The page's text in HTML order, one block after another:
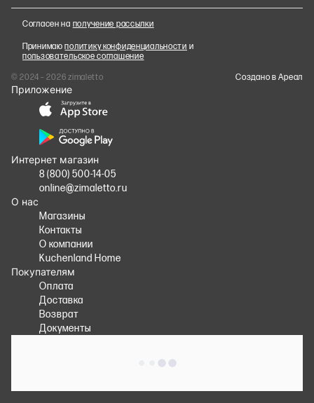
Согласен на получение рассылки
Принимаюполитику конфиденциальности и
пользовательское соглашение
© 2024 – 2026 zimaletto
Cоздано в Ареал
Приложение
Интернет магазин
8 (800) 500-14-05
online@zimaletto.ru
О нас
Магазины
Контакты
О компании
Kuchenland Home
Покупателям
Оплата
Доставка
Возврат
Документы